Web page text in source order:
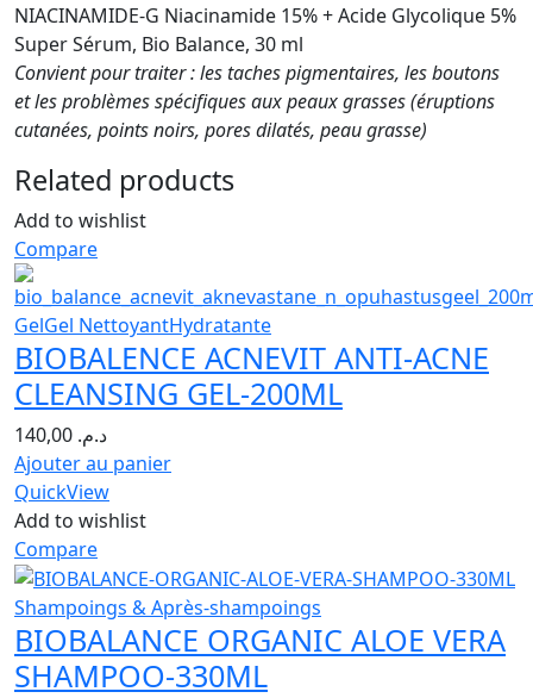
NIACINAMIDE-G Niacinamide 15% + Acide Glycolique 5%
Super Sérum, Bio Balance, 30 ml
Convient pour traiter : les taches pigmentaires, les boutons
et les problèmes spécifiques aux peaux grasses (éruptions
cutanées, points noirs, pores dilatés, peau grasse)
Related products
Add to wishlist
Compare
GelGel NettoyantHydratante
BIOBALENCE ACNEVIT ANTI-ACNE
CLEANSING GEL-200ML
د.م.
Ajouter au panier
QuickView
Add to wishlist
Compare
Shampoings & Après-shampoings
BIOBALANCE ORGANIC ALOE VERA
SHAMPOO-330ML